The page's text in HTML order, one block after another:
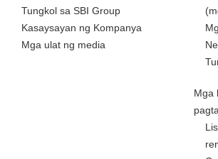
Tungkol sa SBI Group
Kasaysayan ng Kompanya
Mga ulat ng media
Mga